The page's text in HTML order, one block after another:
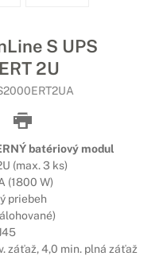
S UPS
2U
batériový modul
(max. 3 ks)
(1800 W)
priebeh
záťaž, 4,0 min. plná záťaž